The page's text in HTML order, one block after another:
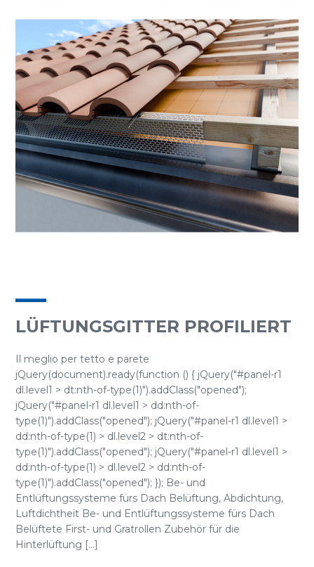
LÜFTUNGSGITTER PROFILIERT
Il meglio per tetto e parete
jQuery(document).ready(function () { jQuery("#panel-r1
dl.level1 > dt:nth-of-type(1)").addClass("opened");
jQuery("#panel-r1 dl.level1 > dd:nth-of-
type(1)").addClass("opened"); jQuery("#panel-r1 dl.level1 >
dd:nth-of-type(1) > dl.level2 > dt:nth-of-
type(1)").addClass("opened"); jQuery("#panel-r1 dl.level1 >
dd:nth-of-type(1) > dl.level2 > dd:nth-of-
type(1)").addClass("opened"); }); Be- und
Entlüftungssysteme fürs Dach Belüftung, Abdichtung,
Luftdichtheit Be- und Entlüftungssysteme fürs Dach
Belüftete First- und Gratrollen Zubehör für die
Hinterlüftung [...]